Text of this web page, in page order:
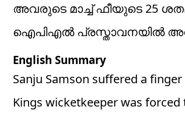
അവരുടെ മാച്ച് ഫീയുടെ 25
ഐപിഎല്‍ പ്രസ്താവനയില്‍
English Summary
Sanju Samson suffered a
Kings wicketkeeper was